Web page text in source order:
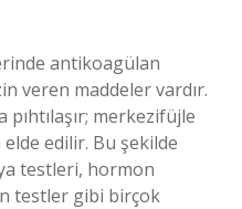
antikoagülan
veren maddeler vardır.
pıhtılaşır; merkezifüjle
edilir. Bu şekilde
testleri, hormon
testler gibi birçok